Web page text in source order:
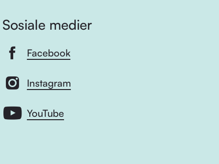
Sosiale medier
Facebook
Instagram
YouTube